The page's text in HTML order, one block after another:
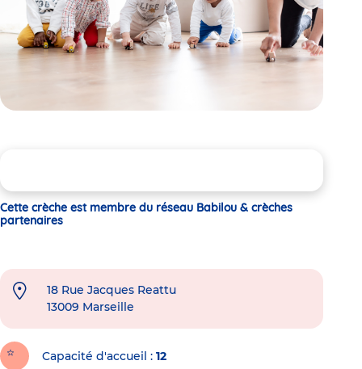
Cette crèche est membre du réseau Babilou & crèches
partenaires
18 Rue Jacques Reattu
13009 Marseille
Capacité d'accueil 12